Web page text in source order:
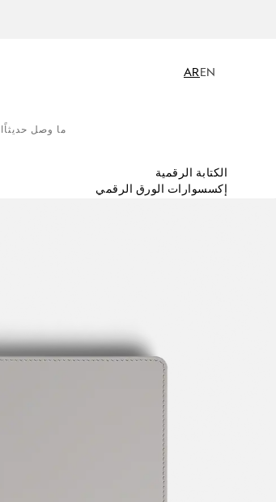
EN
AR
ما وصل حديثاً
الكتابة الرقمية
إكسسوارات الورق الرقمي